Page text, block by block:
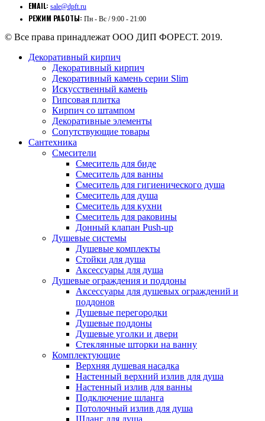
EMAIL: sale@dpft.ru
РЕЖИМ РАБОТЫ: Пн - Вс / 9:00 - 21:00
© Все права принадлежат ООО ДИП ФОРЕСТ. 2019.
Декоративный кирпич
Декоративный кирпич
Декоративный камень серии Slim
Искусственный камень
Гипсовая плитка
Кирпич со штампом
Декоративные элементы
Сопутствующие товары
Сантехника
Смесители
Смеситель для биде
Смеситель для ванны
Смеситель для гигиенического душа
Смеситель для душа
Смеситель для кухни
Смеситель для раковины
Донный клапан Push-up
Душевые системы
Душевые комплекты
Стойки для душа
Аксессуары для душа
Душевые ограждения и поддоны
Аксессуары для душевых ограждений и
поддонов
Душевые перегородки
Душевые поддоны
Душевые уголки и двери
Стеклянные шторки на ванну
Комплектующие
Верхняя душевая насадка
Настенный верхний излив для душа
Настенный излив для ванны
Подключение шланга
Потолочный излив для душа
Шланг для душа